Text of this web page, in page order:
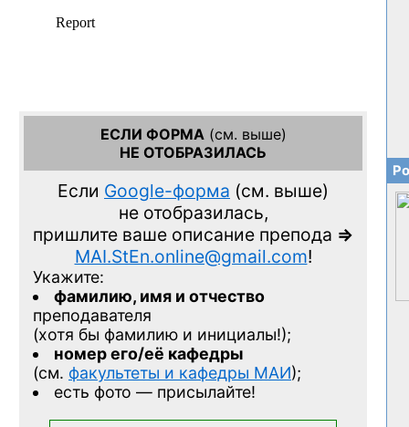
ЕСЛИ ФОРМА(см. выше)
НЕ ОТОБРАЗИЛАСЬ
Если Google-форма (см. выше)
не отобразилась,
пришлите ваше описание препода =>
MAI.StEn.online@gmail.com!
Укажите:
фамилию, имя и отчество
преподавателя
(хотя бы фамилию и инициалы!);
номер его/её кафедры
(см. факультеты и кафедры МАИ);
есть фото — присылайте!